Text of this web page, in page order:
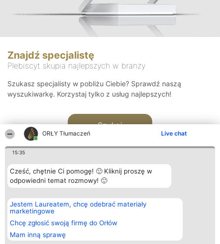
ORŁY Tłumaczeń Live chat
15:35
Cześć, chętnie Ci pomogę! 🙂 Kliknij proszę w
odpowiedni temat rozmowy! 🙂
Jestem Laureatem, chcę odebrać materiały
marketingowe
Chcę zgłosić swoją firmę do Orłów
Mam inną sprawę
Znajdź specjalistę
Plebiscyt skupia najlepszych w branży
Szukasz specjalisty w pobliżu Ciebie? Sprawdź naszą
wyszukiwarkę. Korzystaj tylko z usług najlepszych!
Szukaj
Organizator plebiscytu
Bright Side Solutions sp. z o.
o. sp. k.
ul. Ruska 22
Wrocław 50-079
KRS 0000749100 | Regon
381313360 | NIP 8943132676
Plebiscyt
Laureaci
wszystkich
Laureatów
Regulamin
Kontakt
Kontakt